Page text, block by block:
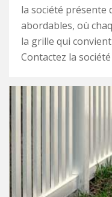
la société présente
abordables, où
la grille qui
Contactez la